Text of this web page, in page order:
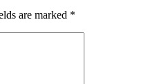
are marked *